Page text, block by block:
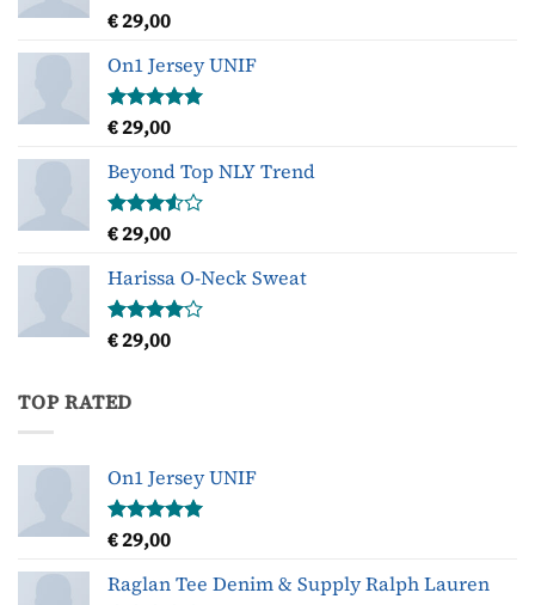
Gewaardeerd
uit
5
€29,00
On1 Jersey UNIF
Gewaardeerd
uit 5
€29,00
Beyond Top NLY Trend
Gewaardeerd
uit
5
€29,00
Harissa O-Neck Sweat
Gewaardeerd
uit
€29,00
TOP RATED
On1 Jersey UNIF
Gewaardeerd
uit 5
€29,00
Raglan Tee Denim & Supply Ralph Lauren